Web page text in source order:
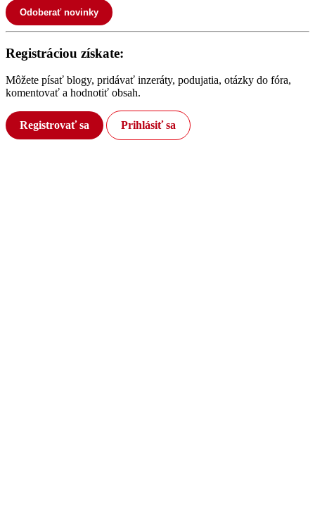
Odoberať novinky
Registráciou získate:
Môžete písať blogy, pridávať inzeráty, podujatia, otázky do fóra,
komentovať a hodnotiť obsah.
Registrovať sa Prihlásiť sa